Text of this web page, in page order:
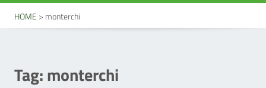
HOME > monterchi
Tag:monterchi